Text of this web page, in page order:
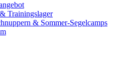
Trainingslager
& Sommer-Segelcamps